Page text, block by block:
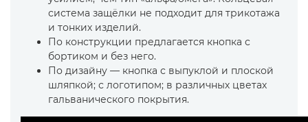
система защёлки не подходит для трикотажа
и тонких изделий.
По конструкции предлагается кнопка с
бортиком и без него.
По дизайну — кнопка с выпуклой и плоской
шляпкой; с логотипом; в различных цветах
гальванического покрытия.